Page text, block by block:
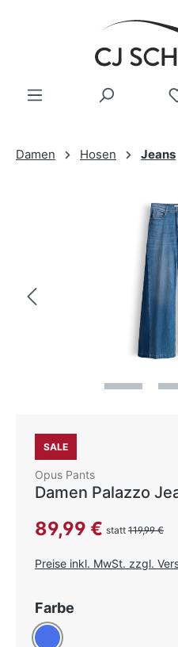
Zum Hauptinhalt springen
Damen Hosen Jeans
Bildergalerie überspringen
SALE
Opus Pants
Damen Palazzo
Verkaufspreis:
89,99 € statt 119,99 €
Preise inkl. MwSt. zzgl.
Farbe